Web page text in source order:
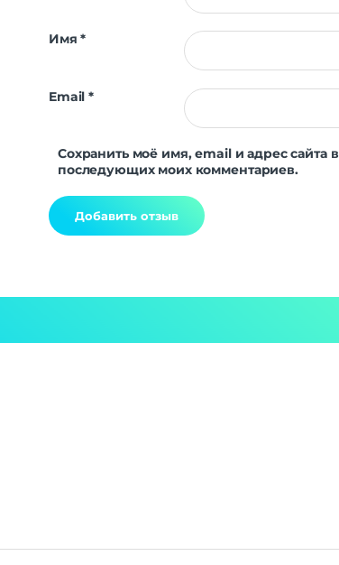
Имя*
Email*
Сохранить моё имя, email и адрес сайта
последующих моих комментариев.